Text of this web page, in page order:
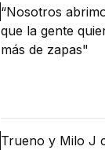
“Nosotros
que la gente
más de zapas"
Trueno y Milo J